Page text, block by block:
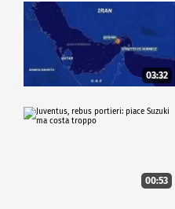
03:32
00:53